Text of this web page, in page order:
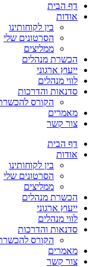
דף הבית
אודות
בין לקוחותינו
הסרטונים שלי
ממליצים
הכשרת מנהלים
ייעוץ ארגוני
לווי מנהלים
סדנאות והדרכות
הקורס להכשרת
מאמרים
צור קשר
דף הבית
אודות
בין לקוחותינו
הסרטונים שלי
ממליצים
הכשרת מנהלים
ייעוץ ארגוני
לווי מנהלים
סדנאות והדרכות
הקורס להכשרת
מאמרים
צור קשר